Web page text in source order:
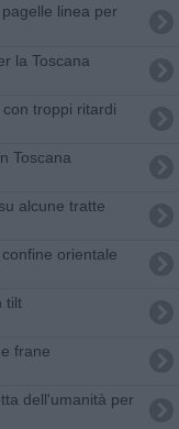
linea per
la Toscana
troppi ritardi
Toscana
alcune tratte
orientale
tilt
frane
dell'umanità per